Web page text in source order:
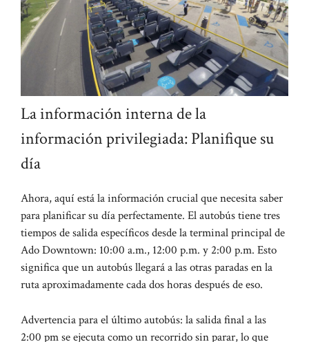
La información interna de la
información privilegiada: Planifique su
día
Ahora, aquí está la información crucial que necesita saber
para planificar su día perfectamente. El autobús tiene tres
tiempos de salida específicos desde la terminal principal de
Ado Downtown: 10:00 a.m., 12:00 p.m. y 2:00 p.m. Esto
significa que un autobús llegará a las otras paradas en la
ruta aproximadamente cada dos horas después de eso.
Advertencia para el último autobús: la salida final a las
2:00 pm se ejecuta como un recorrido sin parar, lo que